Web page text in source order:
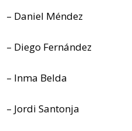
– Daniel Méndez
– Diego Fernández
– Inma Belda
– Jordi Santonja